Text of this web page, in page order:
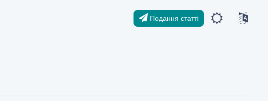
Подання статті